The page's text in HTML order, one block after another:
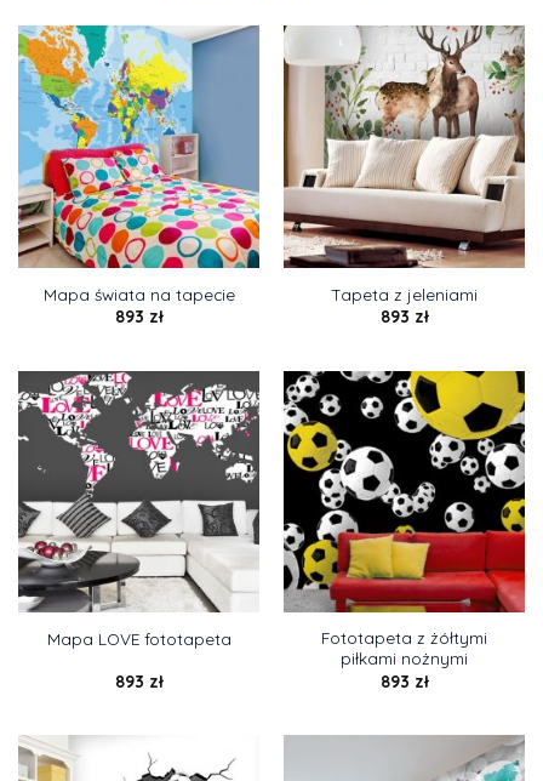
Mapa świata na tapecie
893 zł
Tapeta z jeleniami
893 zł
Mapa LOVE fototapeta
893 zł
Fototapeta z żółtymi
piłkami nożnymi
893 zł